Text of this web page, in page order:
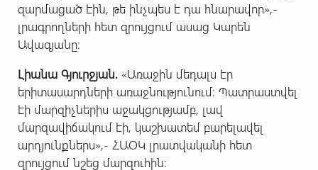
զարմացած էին, թե ինչպես է դա հնարավոր»,-
լրագրողների հետ զրույցում ասաց Կարեն
Ավագյանը:
Լիանա Գյուրջյան.«Առաջին մեդալս էր
երիտասարդների առաջնությունում։ Պատրաստվել
էի մարզիչներիս աջակցությամբ, լավ
մարզավիճակում էի, կաշխատեմ բարելավել
արդյունքներս»,- ՀԱՕԿ լրատվականի հետ
զրույցում նշեց մարզուհին: